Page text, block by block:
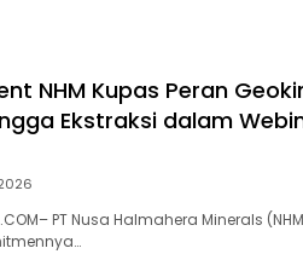
NHM Kupas Peran
Ekstraksi dalam
PT Nusa Halmahera Minerals